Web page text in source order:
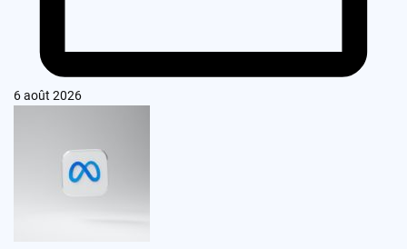
6 août 2026